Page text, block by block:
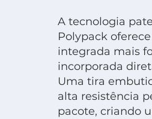
A tecnologia
Polypack
integrada mais
incorporada
Uma tira
alta resistência
pacote, criando